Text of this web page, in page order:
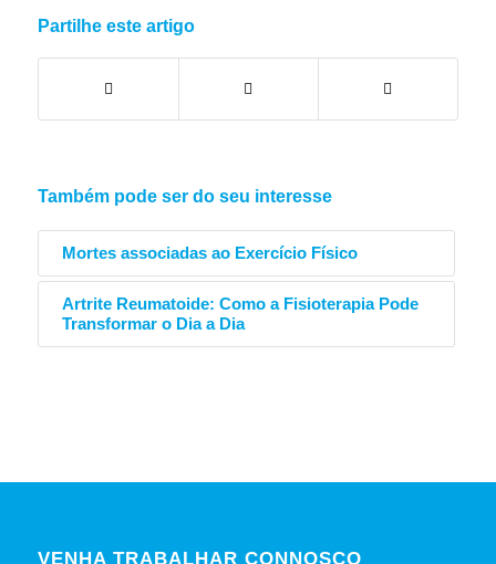
Partilhe este artigo
Também pode ser do seu interesse
Mortes associadas ao Exercício Físico
Artrite Reumatoide: Como a Fisioterapia Pode
Transformar o Dia a Dia
VENHA TRABALHAR CONNOSCO